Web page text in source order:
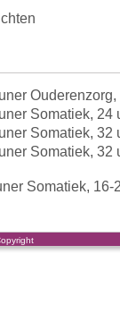
Somatiek, 24
Somatiek, 32
Somatiek, 32
Somatiek,